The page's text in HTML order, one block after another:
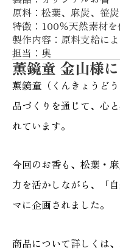
原料：松葉、麻炭、笹炭
特徴：100％天然素材を
製作内容：原料支給に
担当：奥
薫鏡童 金山様
薫鏡童（くんきょうど
品づくりを通じて、心
れています。
今回のお香も、松葉・
力を活かしながら、「
マに企画されました。
商品について詳しくは